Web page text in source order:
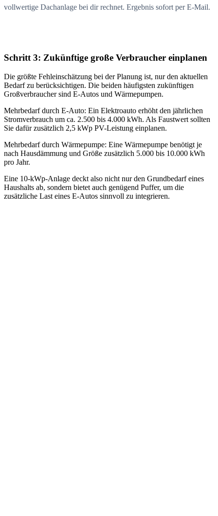
vollwertige Dachanlage bei dir rechnet. Ergebnis sofort per E-Mail.
Schritt 3: Zukünftige große Verbraucher einplanen
Die größte Fehleinschätzung bei der Planung ist, nur den aktuellen
Bedarf zu berücksichtigen. Die beiden häufigsten zukünftigen
Großverbraucher sind E-Autos und Wärmepumpen.
Mehrbedarf durch E-Auto: Ein Elektroauto erhöht den jährlichen
Stromverbrauch um ca. 2.500 bis 4.000 kWh. Als Faustwert sollten
Sie dafür zusätzlich 2,5 kWp PV-Leistung einplanen.
Mehrbedarf durch Wärmepumpe: Eine Wärmepumpe benötigt je
nach Hausdämmung und Größe zusätzlich 5.000 bis 10.000 kWh
pro Jahr.
Eine 10-kWp-Anlage deckt also nicht nur den Grundbedarf eines
Haushalts ab, sondern bietet auch genügend Puffer, um die
zusätzliche Last eines E-Autos sinnvoll zu integrieren.